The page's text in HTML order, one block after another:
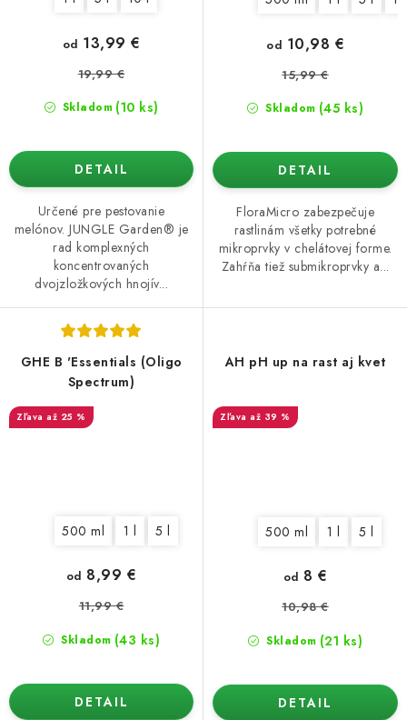
Skladom (10 ks)
od 13,99 €
19,99 €
DETAIL
Určené pre pestovanie
melónov. JUNGLE Garden® je
rad komplexných
koncentrovaných
dvojzložkových hnojív...
Skladom (45 ks)
od 10,98 €
15,99 €
DETAIL
FloraMicro zabezpečuje
rastlinám všetky potrebné
mikroprvky v chelátovej forme.
Zahŕňa tiež submikroprvky a...
GHE B 'Essentials (Oligo
Spectrum)
až 25 %
500 ml 1 l 5 l
Skladom (43 ks)
od 8,99 €
11,99 €
DETAIL
AH pH up na rast aj kvet
až 39 %
500 ml 1 l 5 l
Skladom (21 ks)
od 8 €
10,98 €
DETAIL